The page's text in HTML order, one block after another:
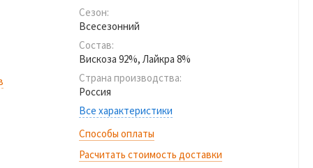
Сезон:
Всесезонний
Состав:
Вискоза 92%, Лайкра 8%
Страна производства:
Россия
Все характеристики
Способы оплаты
Расчитать стоимость доставки